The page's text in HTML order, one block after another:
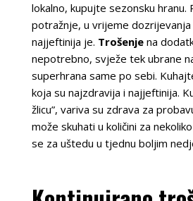
lokalno, kupujte sezonsku hranu.
potražnje, u vrijeme dozrijevanja
najjeftinija je. Trošenjena
nepotrebno, svježe tek ubrane
superhrana same po sebi.
koja su najzdravija i najjeftinija.
žlicu”, variva su zdrava za
može skuhati u količini za
se za uštedu u tjednu boljim